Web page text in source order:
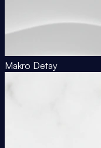
Makro Detay